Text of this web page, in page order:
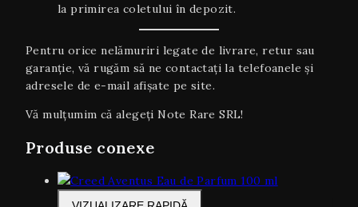
la primirea coletului în depozit.
Pentru orice nelămuriri legate de livrare, retur sau
garanţie, vă rugăm să ne contactați la telefoanele și
adresele de e-mail afișate pe site.
Vă mulțumim că alegeți Note Rare SRL!
Produse conexe